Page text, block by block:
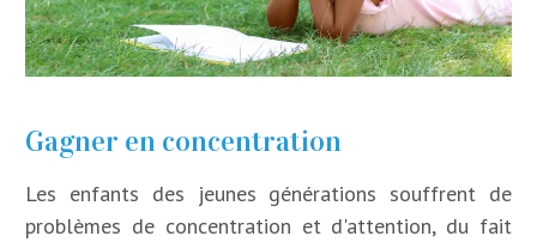
Gagner en concentration
Les enfants des jeunes générations souffrent de
problèmes de concentration et d'attention, du fait